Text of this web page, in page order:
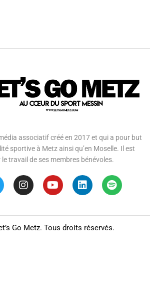
associatif créé en 2017 et qui a pour but
sportive à Metz ainsi qu’en Moselle. Il est
travail de ses membres bénévoles.
Go Metz. Tous droits réservés.